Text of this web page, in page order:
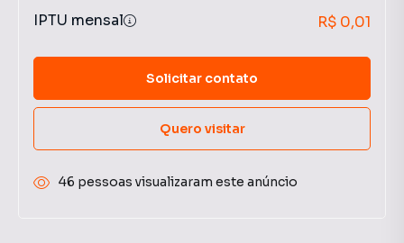
IPTU mensal
R$ 0,01
Solicitar contato
Quero visitar
46 pessoas visualizaram este anúncio